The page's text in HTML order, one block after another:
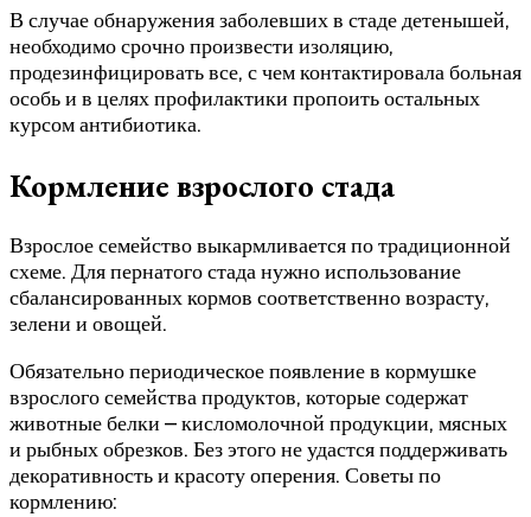
В случае обнаружения заболевших в стаде детенышей,
необходимо срочно произвести изоляцию,
продезинфицировать все, с чем контактировала больная
особь и в целях профилактики пропоить остальных
курсом антибиотика.
Кормление взрослого стада
Взрослое семейство выкармливается по традиционной
схеме. Для пернатого стада нужно использование
сбалансированных кормов соответственно возрасту,
зелени и овощей.
Обязательно периодическое появление в кормушке
взрослого семейства продуктов, которые содержат
животные белки – кисломолочной продукции, мясных
и рыбных обрезков. Без этого не удастся поддерживать
декоративность и красоту оперения. Советы по
кормлению: